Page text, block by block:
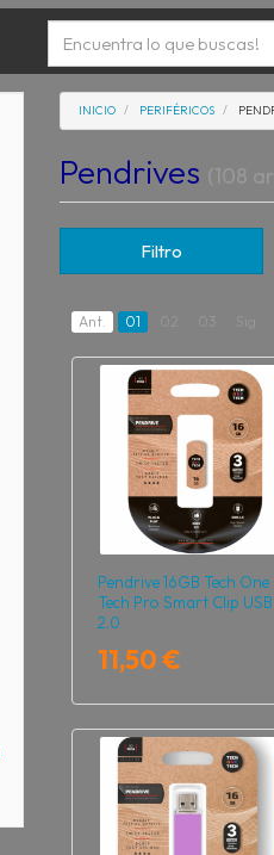
INICIO PERIFÉRICOS
Pendrives
Filtro
Ant. 01 03
Pendrive 16GB Tech One
Tech Pro Smart Clip USB
2.0
11,50 €